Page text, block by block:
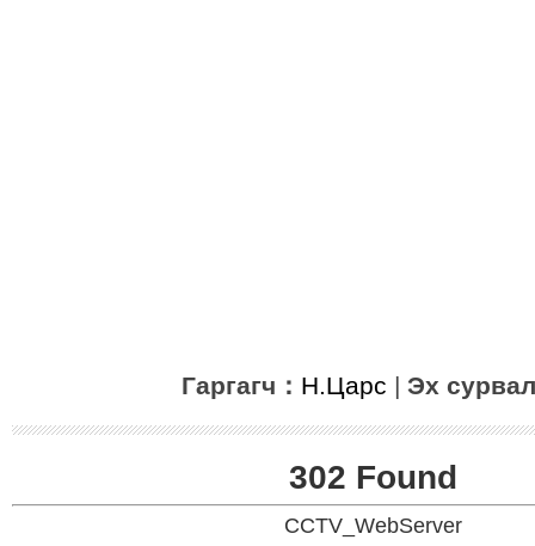
Гаргагч： Н.Царс | Эх
302 Found
CCTV_WebServer